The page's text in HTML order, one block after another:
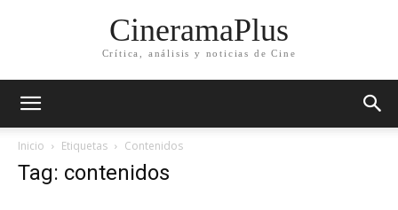
CineramaPlus
Crítica, análisis y noticias de Cine
Inicio Etiquetas Contenidos
Tag: contenidos